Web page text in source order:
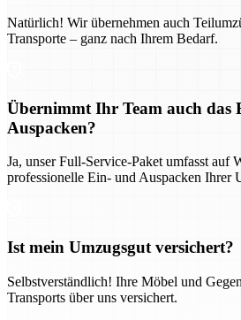
Natürlich! Wir übernehmen auch
Transporte – ganz nach Ihrem Bedarf.
Übernimmt Ihr Team auch das
Auspacken?
Ja, unser Full-Service-Paket umfasst auf
professionelle Ein- und Auspacken Ihrer
Ist mein Umzugsgut versichert?
Selbstverständlich! Ihre Möbel und
Transports über uns versichert.